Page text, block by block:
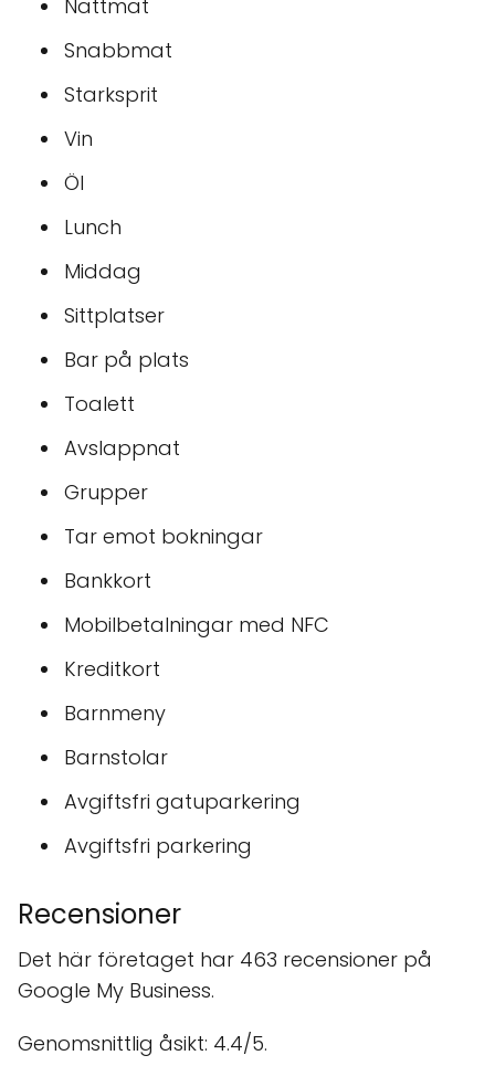
Nattmat
Snabbmat
Starksprit
Vin
Öl
Lunch
Middag
Sittplatser
Bar på plats
Toalett
Avslappnat
Grupper
Tar emot bokningar
Bankkort
Mobilbetalningar med NFC
Kreditkort
Barnmeny
Barnstolar
Avgiftsfri gatuparkering
Avgiftsfri parkering
Recensioner
Det här företaget har 463 recensioner på
Google My Business.
Genomsnittlig åsikt: 4.4/5.